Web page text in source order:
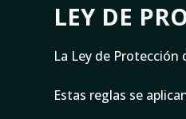
LEY DE
La Ley de
Estas reglas se